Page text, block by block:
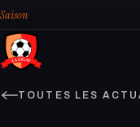
Saison
TOUTES LES